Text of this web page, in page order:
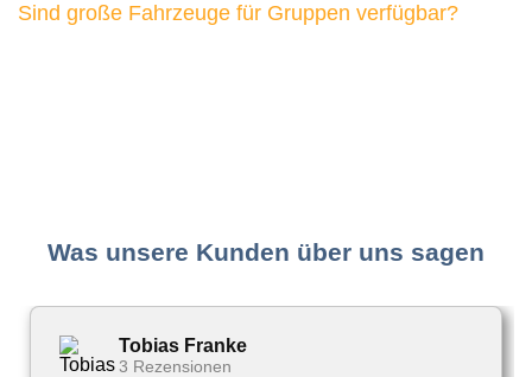
Sind große Fahrzeuge für Gruppen verfügbar?
Was unsere Kunden über uns sagen
Tobias Franke
3 Rezensionen